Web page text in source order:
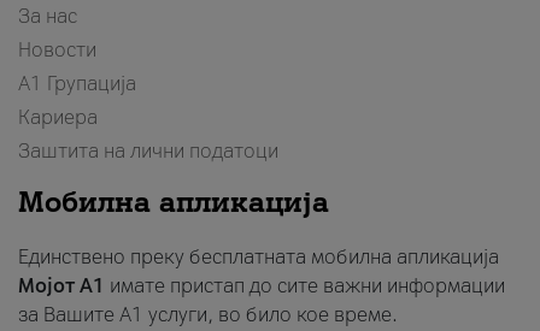
За нас
Новости
А1 Групација
Кариера
Заштита на лични податоци
Мобилна апликација
Единствено преку бесплатната мобилна апликација
Мојот A1 имате пристап до сите важни информации
за Вашите A1 услуги, во било кое време.